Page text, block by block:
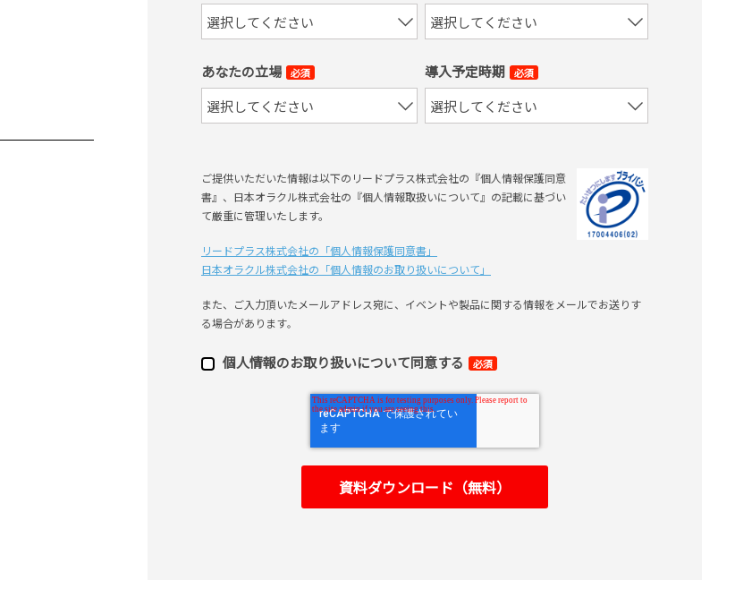
あなたの立場 必須 導入予定時期 必須
ご提供いただいた情報は以下のリードプラス株式会社の『個人情報保護同意
書』、日本オラクル株式会社の『個人情報取扱いについて』の記載に基づい
て厳重に管理いたします。
リードプラス株式会社の「個⼈情報保護同意書」
日本オラクル株式会社の「個⼈情報のお取り扱いについて」
また、ご⼊⼒頂いたメールアドレス宛に、イベントや製品に関する情報をメールでお送りす
る場合があります。
個⼈情報のお取り扱いについて同意する 必須